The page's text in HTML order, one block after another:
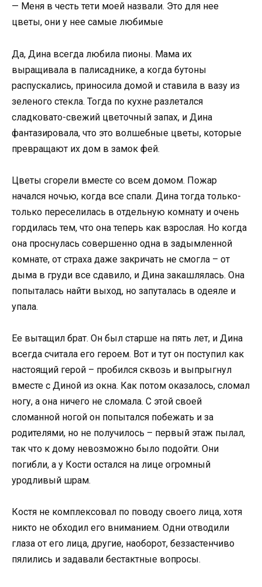
— Меня в честь тети моей назвали. Это для нее
цветы, они у нее самые любимые
Да, Дина всегда любила пионы. Мама их
выращивала в палисаднике, а когда бутоны
распускались, приносила домой и ставила в вазу из
зеленого стекла. Тогда по кухне разлетался
сладковато-свежий цветочный запах, и Дина
фантазировала, что это волшебные цветы, которые
превращают их дом в замок фей.
Цветы сгорели вместе со всем домом. Пожар
начался ночью, когда все спали. Дина тогда только-
только переселилась в отдельную комнату и очень
гордилась тем, что она теперь как взрослая. Но когда
она проснулась совершенно одна в задымленной
комнате, от страха даже закричать не смогла – от
дыма в груди все сдавило, и Дина закашлялась. Она
попыталась найти выход, но запуталась в одеяле и
упала.
Ее вытащил брат. Он был старше на пять лет, и Дина
всегда считала его героем. Вот и тут он поступил как
настоящий герой – пробился сквозь и выпрыгнул
вместе с Диной из окна. Как потом оказалось, сломал
ногу, а она ничего не сломала. С этой своей
сломанной ногой он попытался побежать и за
родителями, но не получилось – первый этаж пылал,
так что к дому невозможно было подойти. Они
погибли, а у Кости остался на лице огромный
уродливый шрам.
Костя не комплексовал по поводу своего лица, хотя
никто не обходил его вниманием. Одни отводили
глаза от его лица, другие, наоборот, беззастенчиво
пялились и задавали бестактные вопросы.